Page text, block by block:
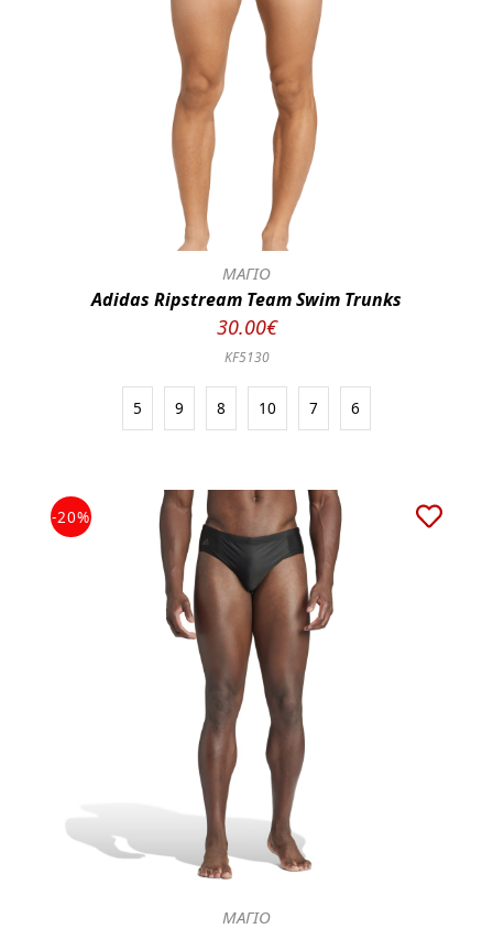
ΜΑΓΙΟ
Adidas Ripstream Team Swim Trunks
30.00€
KF5130
5 9 8 10 7 6
-20%
ΜΑΓΙΟ